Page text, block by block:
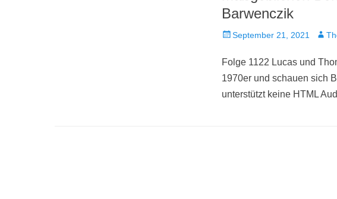
Barwenczik
Veröffentlicht
September 21, 2021 Autor
Folge 1122 Lucas und
1970er und schauen sich
unterstützt keine HTML